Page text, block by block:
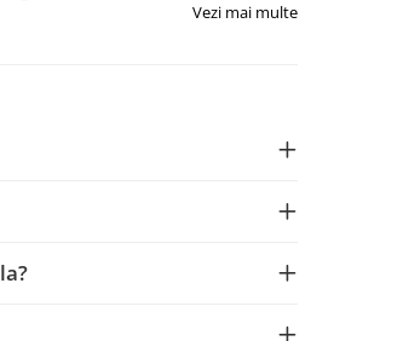
Vezi mai multe